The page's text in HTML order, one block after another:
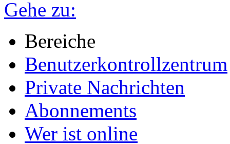
Gehe zu:
Bereiche
Benutzerkontrollzentrum
Private Nachrichten
Abonnements
Wer ist online